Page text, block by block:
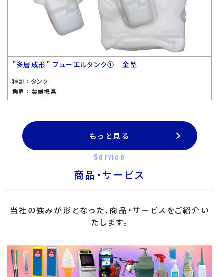
”多層成形” フューエルタンク① 金型
種類 ： タンク
業界 ： 農業機具
もっと見る
Service
商品・サービス
当社の強みが形となった、商品・サービスをご紹介い
たします。